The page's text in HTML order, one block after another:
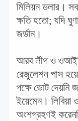
মিলিয়ন ডলার।
ক্ষতি হতো; যদি
জর্ডান।
আরব লীগ ও
রেজুলেশন পাস
পক্ষে ভোট দেয়নি
ইয়েমেন। লিবিয়া
অংশগ্রহণই